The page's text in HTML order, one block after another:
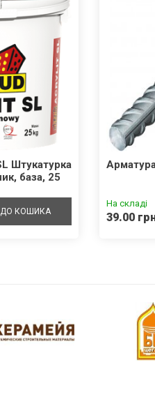
Штукатурка
база, 25
ДО КОШИКА
На складі
39.00